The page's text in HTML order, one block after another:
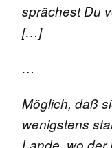
sprächest Du
[…]
…
Möglich, daß
wenigstens
Lande, wo der